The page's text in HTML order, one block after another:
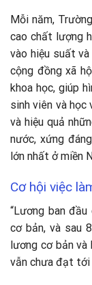
Mỗi năm,
cao chất lượng
vào hiệu suất
cộng đồng xã
khoa học, giúp
sinh viên và học
và hiệu quả
nước, xứng
lớn nhất ở miền
Cơ hội việc
“Lương ban
cơ bản, và sau
lương cơ bản và
vẫn chưa đạt tới